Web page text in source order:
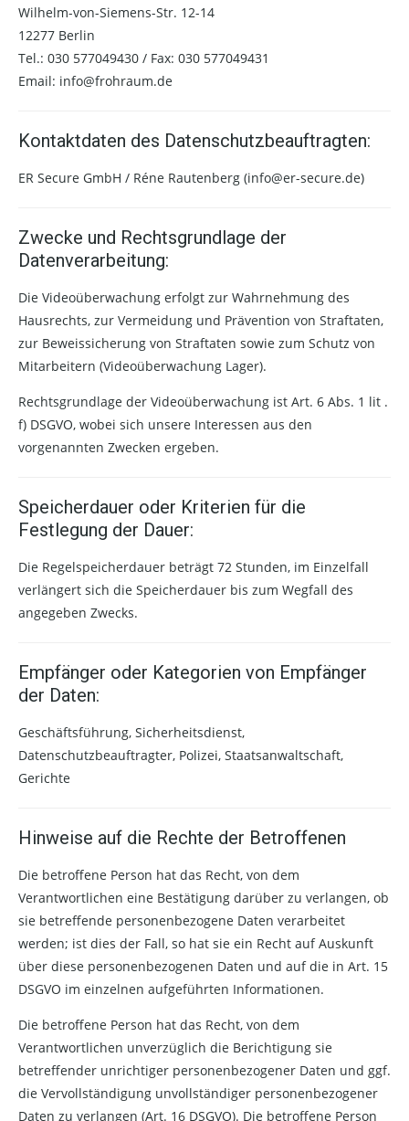
Wilhelm-von-Siemens-Str. 12-14
12277 Berlin
Tel.: 030 577049430 / Fax: 030 577049431
Email: info@frohraum.de
Kontaktdaten des Datenschutzbeauftragten:
ER Secure GmbH / Réne Rautenberg (info@er-secure.de)
Zwecke und Rechtsgrundlage der
Datenverarbeitung:
Die Videoüberwachung erfolgt zur Wahrnehmung des
Hausrechts, zur Vermeidung und Prävention von Straftaten,
zur Beweissicherung von Straftaten sowie zum Schutz von
Mitarbeitern (Videoüberwachung Lager).
Rechtsgrundlage der Videoüberwachung ist Art. 6 Abs. 1 lit .
f) DSGVO, wobei sich unsere Interessen aus den
vorgenannten Zwecken ergeben.
Speicherdauer oder Kriterien für die
Festlegung der Dauer:
Die Regelspeicherdauer beträgt 72 Stunden, im Einzelfall
verlängert sich die Speicherdauer bis zum Wegfall des
angegeben Zwecks.
Empfänger oder Kategorien von Empfänger
der Daten:
Geschäftsführung, Sicherheitsdienst,
Datenschutzbeauftragter, Polizei, Staatsanwaltschaft,
Gerichte
Hinweise auf die Rechte der Betroffenen
Die betroffene Person hat das Recht, von dem
Verantwortlichen eine Bestätigung darüber zu verlangen, ob
sie betreffende personenbezogene Daten verarbeitet
werden; ist dies der Fall, so hat sie ein Recht auf Auskunft
über diese personenbezogenen Daten und auf die in Art. 15
DSGVO im einzelnen aufgeführten Informationen.
Die betroffene Person hat das Recht, von dem
Verantwortlichen unverzüglich die Berichtigung sie
betreffender unrichtiger personenbezogener Daten und ggf.
die Vervollständigung unvollständiger personenbezogener
Daten zu verlangen (Art. 16 DSGVO). Die betroffene Person